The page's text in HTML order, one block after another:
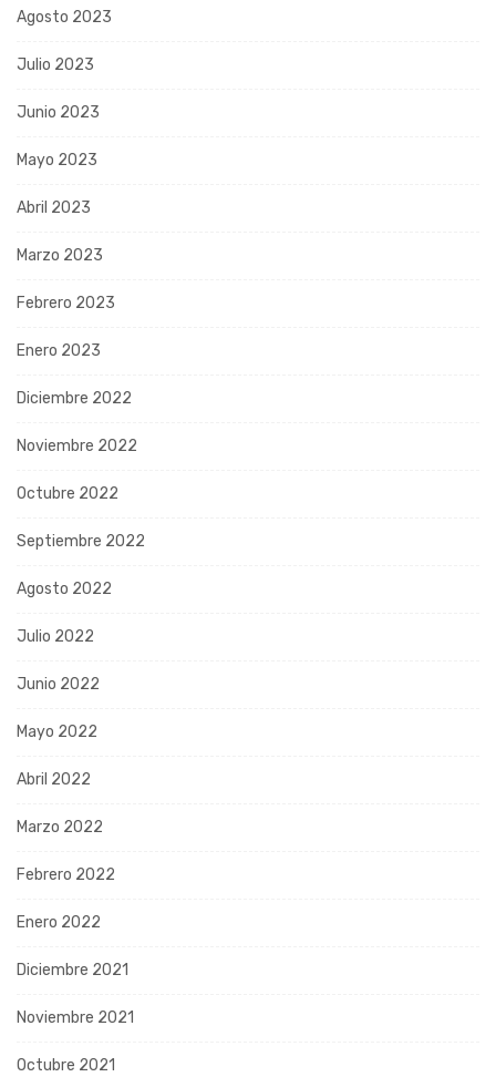
Agosto 2023
Julio 2023
Junio 2023
Mayo 2023
Abril 2023
Marzo 2023
Febrero 2023
Enero 2023
Diciembre 2022
Noviembre 2022
Octubre 2022
Septiembre 2022
Agosto 2022
Julio 2022
Junio 2022
Mayo 2022
Abril 2022
Marzo 2022
Febrero 2022
Enero 2022
Diciembre 2021
Noviembre 2021
Octubre 2021